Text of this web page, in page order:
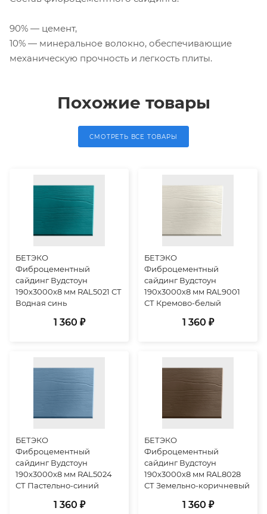
90% — цемент,
10% — минеральное волокно, обеспечивающие
механическую прочность и легкость плиты.
Похожие товары
СМОТРЕТЬ ВСЕ ТОВАРЫ
БЕТЭКО
Фиброцементный
сайдинг Вудстоун
190х3000х8 мм RAL5021 СТ
Водная синь
1 360 ₽
БЕТЭКО
Фиброцементный
сайдинг Вудстоун
190х3000х8 мм RAL9001
СТ Кремово-белый
1 360 ₽
БЕТЭКО
Фиброцементный
сайдинг Вудстоун
190х3000х8 мм RAL5024
СТ Пастельно-синий
1 360 ₽
БЕТЭКО
Фиброцементный
сайдинг Вудстоун
190х3000х8 мм RAL8028
СТ Земельно-коричневый
1 360 ₽